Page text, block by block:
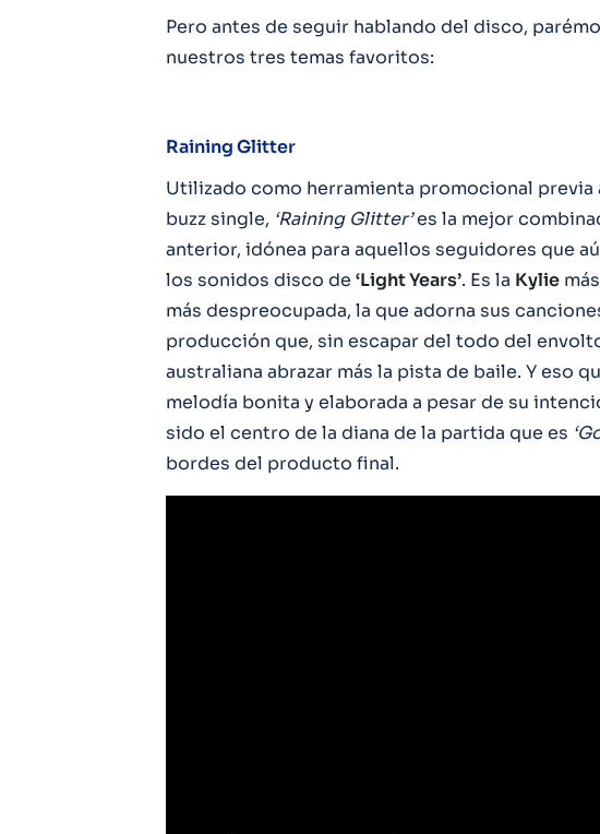
Pero antes de seguir hablando del disco,
nuestros tres temas favoritos:
Raining Glitter
Utilizado como herramienta promocional previa
buzz single, ‘Raining Glitter’es la mejor
anterior, idónea para aquellos seguidores que
los sonidos disco de ‘Light Years’. Es la Kylie
más despreocupada, la que adorna sus
producción que, sin escapar del todo del
australiana abrazar más la pista de baile. Y eso
melodía bonita y elaborada a pesar de su
sido el centro de la diana de la partida que es
bordes del producto final.